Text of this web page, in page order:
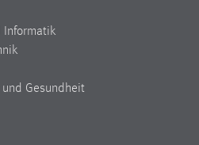
Informatik
Gesundheit